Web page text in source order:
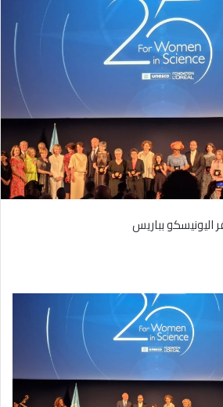
اليونيسكو بباريس